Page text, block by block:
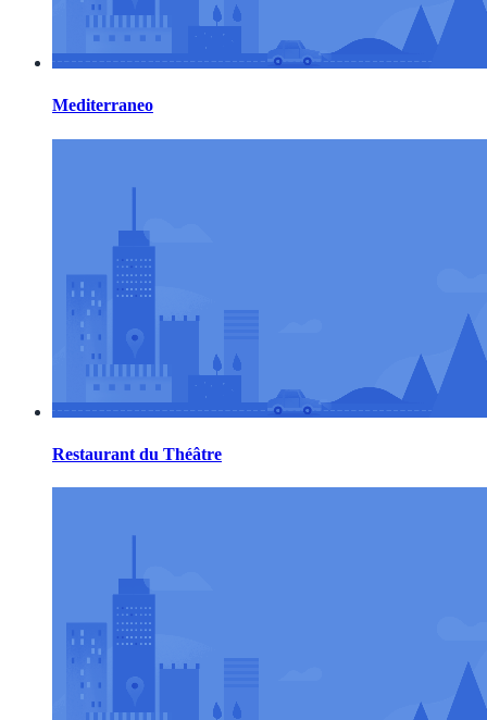
Mediterraneo
Restaurant du Théâtre